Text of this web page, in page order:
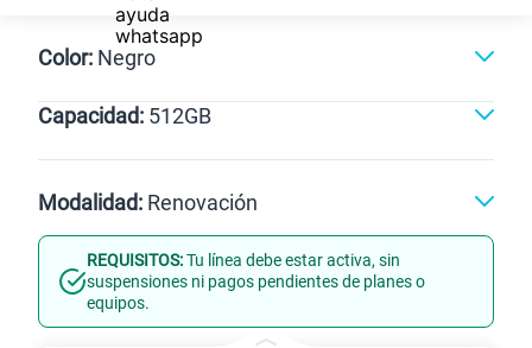
Color: Negro
Negro
Capacidad: 512GB
512GB
Modalidad: Renovación
Línea Nueva Portabilidad
REQUISITOS:Tu línea debe estar activa, sin
suspensiones ni pagos pendientes de planes o
equipos.